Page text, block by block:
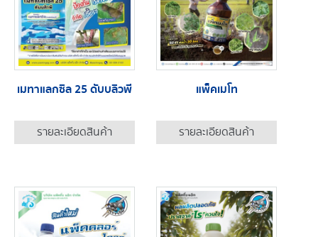
เมทาแลกซิล 25 ดับบลิวพี
รายละเอียดสินค้า
แพ็คเมโท
รายละเอียดสินค้า